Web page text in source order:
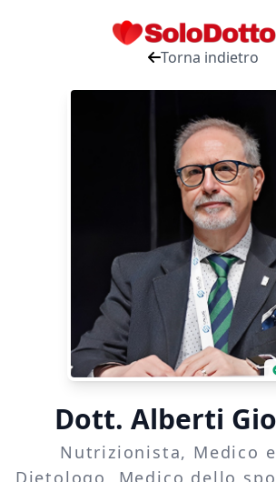
Torna indietro
Dott. Alberti
Nutrizionista, Medico
Dietologo, Medico dello